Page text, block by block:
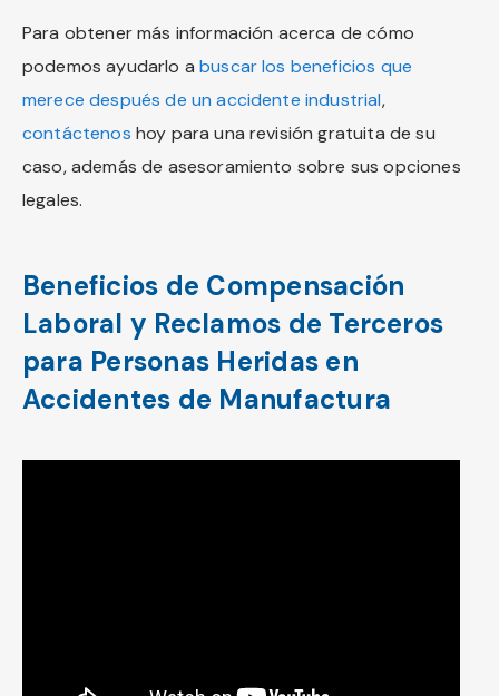
Para obtener más información acerca de cómo
podemos ayudarlo abuscar los beneficios que
merece después de un accidente industrial,
contáctenos hoy para una revisión gratuita de su
caso, además de asesoramiento sobre sus opciones
legales.
Beneficios de Compensación
Laboral y Reclamos de Terceros
para Personas Heridas en
Accidentes de Manufactura